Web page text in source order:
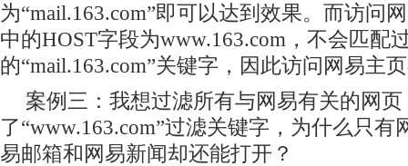
为“mail.163.com”即可以达到效果。而访问
中的HOST字段为www.163.com，不会匹配
的“mail.163.com”关键字，因此访问网易主
案例三：我想过滤所有与网易有关的网
了“www.163.com”过滤关键字，为什么只有
易邮箱和网易新闻却还能打开？